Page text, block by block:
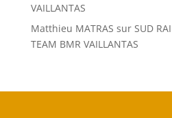
VAILLANTAS
Matthieu MATRAS sur SUD
TEAM BMR VAILLANTAS